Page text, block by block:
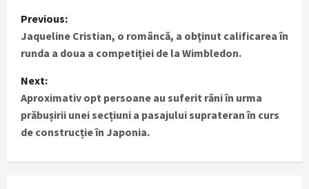
P
o
s
t
n
a
Previous:
Jaqueline Cristian, o româncă, a obţinut calificarea în
runda a doua a competiţiei de la Wimbledon.
Next:
Aproximativ opt persoane au suferit răni în urma
prăbușirii unei secțiuni a pasajului suprateran în curs
de construcție în Japonia.